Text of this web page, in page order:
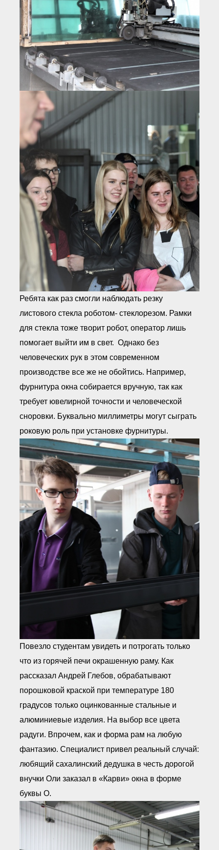
Ребята как раз смогли наблюдать резку
листового стекла роботом- стеклорезом. Рамки
для стекла тоже творит робот, оператор лишь
помогает выйти им в свет. Однако без
человеческих рук в этом современном
производстве все же не обойтись. Например,
фурнитура окна собирается вручную, так как
требует ювелирной точности и человеческой
сноровки. Буквально миллиметры могут сыграть
роковую роль при установке фурнитуры.
Повезло студентам увидеть и потрогать только
что из горячей печи окрашенную раму. Как
рассказал Андрей Глебов, обрабатывают
порошковой краской при температуре 180
градусов только оцинкованные стальные и
алюминиевые изделия. На выбор все цвета
радуги. Впрочем, как и форма рам на любую
фантазию. Специалист привел реальный случай:
любящий сахалинский дедушка в честь дорогой
внучки Оли заказал в «Карви» окна в форме
буквы О.